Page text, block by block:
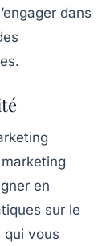
dans
en
sur le
qui vous